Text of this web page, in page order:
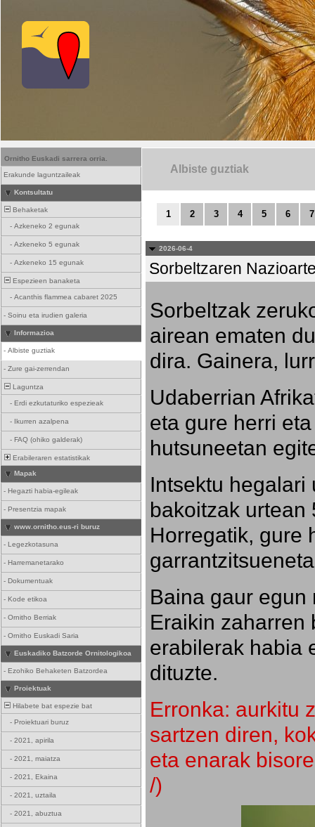
Ornitho Euskadi sarrera orria.
Erakunde laguntzaileak
Kontsultatu
Behaketak
- Azkeneko 2 egunak
- Azkeneko 5 egunak
- Azkeneko 15 egunak
Espezieen banaketa
- Acanthis flammea cabaret 2025
- Soinu eta irudien galeria
Informazioa
- Albiste guztiak
- Zure gai-zerrendan
Laguntza
- Erdi ezkutaturiko espezieak
- Ikurren azalpena
- FAQ (ohiko galderak)
Erabileraren estatistikak
Mapak
- Hegazti habia-egileak
- Presentzia mapak
www.ornitho.eus-ri buruz
- Legezkotasuna
- Harremanetarako
- Dokumentuak
- Kode etikoa
- Ornitho Berriak
- Ornitho Euskadi Saria
Euskadiko Batzorde Ornitologikoa
- Ezohiko Behaketen Batzordea
Proiektuak
Hilabete bat espezie bat
- Proiektuari buruz
- 2021, apirila
- 2021, maiatza
- 2021, Ekaina
- 2021, uztaila
- 2021, abuztua
Albiste guztiak
1 2 3 4 5 6 7
2026-06-4
Sorbeltzaren
Sorbeltzak
airean ematen
dira. Gainera,
Udaberrian
eta gure herri
hutsuneetan
Intsektu hegalari
bakoitzak urtean
Horregatik, gure
Baina gaur egun
Eraikin zaharren
erabilerak habia
dituzte.
Erronka: aurkitu
sartzen diren,
eta enarak
/)